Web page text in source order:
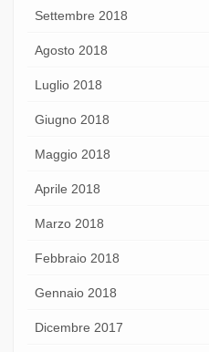
Settembre 2018
Agosto 2018
Luglio 2018
Giugno 2018
Maggio 2018
Aprile 2018
Marzo 2018
Febbraio 2018
Gennaio 2018
Dicembre 2017